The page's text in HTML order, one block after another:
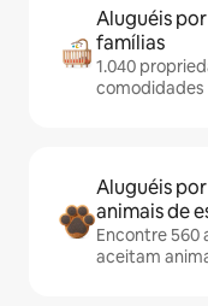
Aluguéis
famílias
1.040
comodidades
Aluguéis
animais de
Encontre 560
aceitam